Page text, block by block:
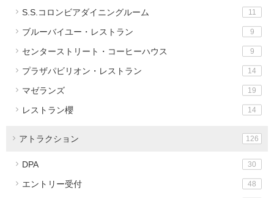
S.S.コロンビアダイニングルーム 11
ブルーバイユー・レストラン 9
センターストリート・コーヒーハウス 9
プラザパビリオン・レストラン 14
マゼランズ 19
レストラン櫻 14
アトラクション 126
DPA 30
エントリー受付 48